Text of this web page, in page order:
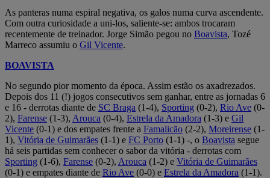
As panteras numa espiral negativa, os galos numa curva ascendente.
Com outra curiosidade a uni-los, saliente-se: ambos trocaram
recentemente de treinador. Jorge Simão pegou no Boavista, Tozé
Marreco assumiu o Gil Vicente.
BOAVISTA
No segundo pior momento da época. Assim estão os axadrezados.
Depois dos 11 (!) jogos consecutivos sem ganhar, entre as jornadas 6
e 16 - derrotas diante de SC Braga (1-4), Sporting (0-2), Rio Ave (0-
2), Farense (1-3), Arouca (0-4), Estrela da Amadora (1-3) e Gil
Vicente (0-1) e dos empates frente a Famalicão (2-2), Moreirense (1-
1), Vitória de Guimarães (1-1) e FC Porto (1-1) -, o Boavista segue
há seis partidas sem conhecer o sabor da vitória - derrotas com
Sporting (1-6), Farense (0-2), Arouca (1-2) e Vitória de Guimarães
(0-1) e empates diante de Rio Ave (0-0) e Estrela da Amadora (1-1).